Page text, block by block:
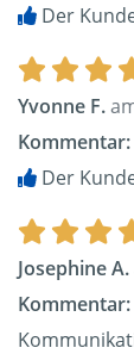
Der
Yvonne F.
Kommentar:
Der
Josephine A.
Kommentar: